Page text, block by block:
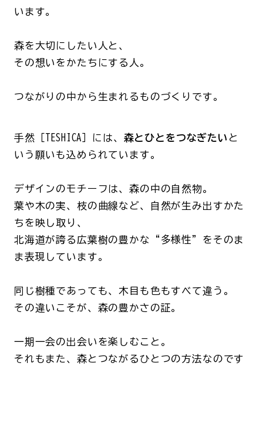
います。
森を大切にしたい人と、
その想いをかたちにする人。
つながりの中から生まれるものづくりです。
手然［TESHICA］には、 森とひとをつなぎたい と
いう願いも込められています。
デザインのモチーフは、森の中の自然物。
葉や木の実、枝の曲線など、自然が生み出すかた
ちを映し取り、
北海道が誇る広葉樹の豊かな“多様性”をそのま
ま表現しています。
同じ樹種であっても、木目も色もすべて違う。
その違いこそが、森の豊かさの証。
一期一会の出会いを楽しむこと。
それもまた、森とつながるひとつの方法なのです